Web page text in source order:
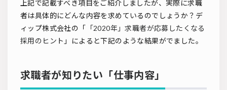
上記で記載すべき項目をご紹介しましたが、実際に求職
者は具体的にどんな内容を求めているのでしょうか？デ
ィップ株式会社の「 「2020年」求職者が応募したくなる
採用のヒント 」によると下記のような結果がでました。
求職者が知りたい「仕事内容」